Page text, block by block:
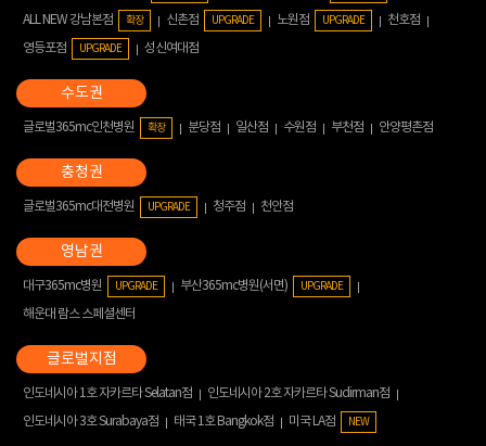
ALL NEW 강남본점 확장 신촌점 UPGRADE 노원점 UPGRADE
천호점
영등포점
UPGRADE 성신여대점
글로벌365mc인천병원 확장 분당점 일산점 수원점 부천점 안양평촌점
글로벌365mc대전병원 UPGRADE 청주점 천안점
대구365mc병원 UPGRADE 부산365mc병원(서면) UPGRADE
해운대 람스 스페셜센터
인도네시아 1호 자카르타 Selatan점
인도네시아 2호 자카르타 Sudirman점
인도네시아 3호 Surabaya점
태국 1호 Bangkok점 미국 LA점 NEW